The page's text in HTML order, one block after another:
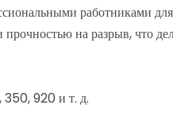
работниками
на разрыв, что
350, 920 и т. д.